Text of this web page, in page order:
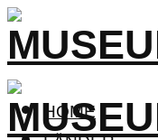
HOME